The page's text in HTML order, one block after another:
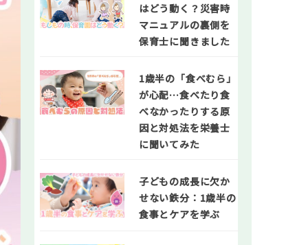
はどう動く？災害時
マニュアルの裏側を
保育士に聞きました
1歳半の「食べむら」
が心配…食べたり食
べなかったりする原
因と対処法を栄養士
に聞いてみた
子どもの成長に欠か
せない鉄分：1歳半の
食事とケアを学ぶ